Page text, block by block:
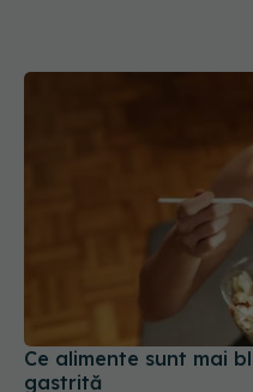
Ce alimente sunt mai
18 iul 2026, 11:00